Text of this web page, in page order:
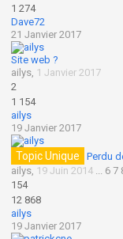
1 274
Dave72
21 Janvier 2017
Site web ?
ailys, 1 Janvier 2017
2
1 154
ailys
19 Janvier 2017
Topic Unique
Perdu
ailys, 19 Juin 2014 ... 6 7
154
12 868
ailys
19 Janvier 2017